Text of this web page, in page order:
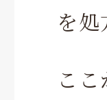
を
こ